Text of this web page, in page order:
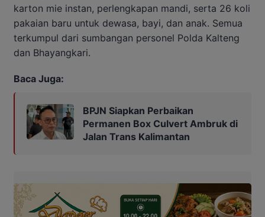
karton mie instan, perlengkapan mandi, serta 26 koli
pakaian baru untuk dewasa, bayi, dan anak. Semua
terkumpul dari sumbangan personel Polda Kalteng
dan Bhayangkari.
Baca Juga:
BPJN Siapkan Perbaikan
Permanen Box Culvert Ambruk di
Jalan Trans Kalimantan